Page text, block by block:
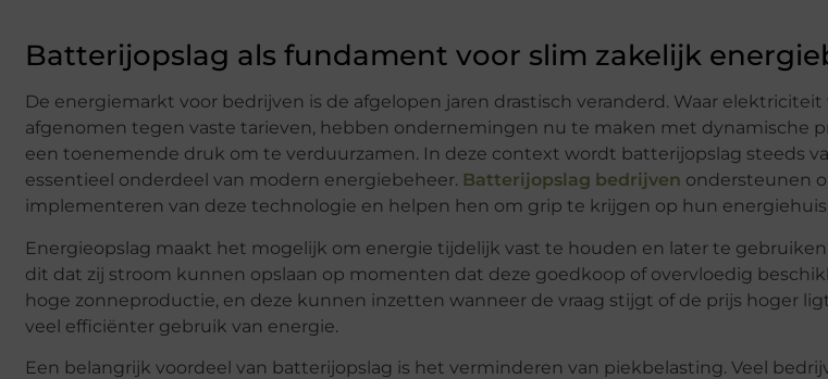
Batterijopslag als fundament voor slim zakelijk
De energiemarkt voor bedrijven is de afgelopen jaren drastisch veranderd. Waar
afgenomen tegen vaste tarieven, hebben ondernemingen nu te maken met dynamische
een toenemende druk om te verduurzamen. In deze context wordt batterijopslag steeds
essentieel onderdeel van modern energiebeheer. Batterijopslag bedrijven ondersteunen
implementeren van deze technologie en helpen hen om grip te krijgen op hun
Energieopslag maakt het mogelijk om energie tijdelijk vast te houden en later te
dit dat zij stroom kunnen opslaan op momenten dat deze goedkoop of overvloedig
hoge zonneproductie, en deze kunnen inzetten wanneer de vraag stijgt of de prijs hoger
veel efficiënter gebruik van energie.
Een belangrijk voordeel van batterijopslag is het verminderen van piekbelasting. Veel